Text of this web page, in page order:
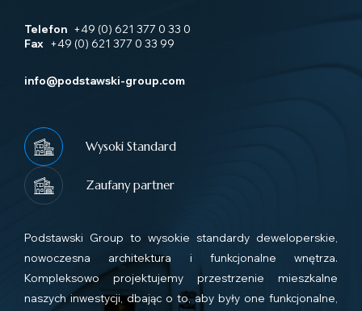
Telefon +49 (0) 621 377 0 33 0
Fax +49 (0) 621 377 0 33 99
info@podstawski-group.com
Wysoki Standard
Zaufany partner
Podstawski Group to wysokie standardy deweloperskie,
nowoczesna architektura i funkcjonalne wnętrza.
Kompleksowo projektujemy przestrzenie mieszkalne
naszych inwestycji, dbając o to, aby były one funkcjonalne,